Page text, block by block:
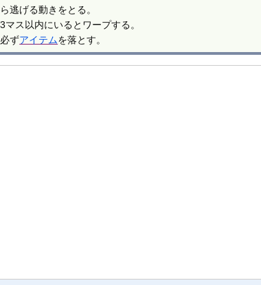
逃げる動きをとる。
マス以内にいるとワープする。
ずアイテムを落とす。